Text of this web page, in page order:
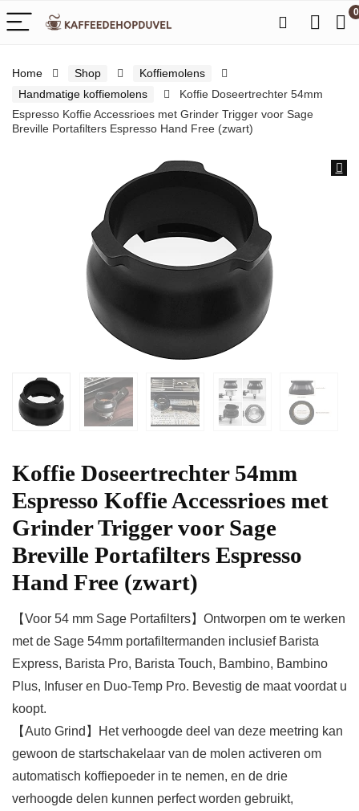
0
Home Shop
Koffiemolens
Handmatige koffiemolens
Koffie Doseertrechter 54mm
Espresso Koffie Accessrioes met Grinder Trigger voor Sage
Breville Portafilters Espresso Hand Free (zwart)
Koffie Doseertrechter 54mm
Espresso Koffie Accessrioes met
Grinder Trigger voor Sage
Breville Portafilters Espresso
Hand Free (zwart)
【Voor 54 mm Sage Portafilters】Ontworpen om te werken
met de Sage 54mm portafiltermanden inclusief Barista
Express, Barista Pro, Barista Touch, Bambino, Bambino
Plus, Infuser en Duo-Temp Pro. Bevestig de maat voordat u
koopt.
【Auto Grind】Het verhoogde deel van deze meetring kan
gewoon de startschakelaar van de molen activeren om
automatisch koffiepoeder in te nemen, en de drie
verhoogde delen kunnen perfect worden gebruikt,